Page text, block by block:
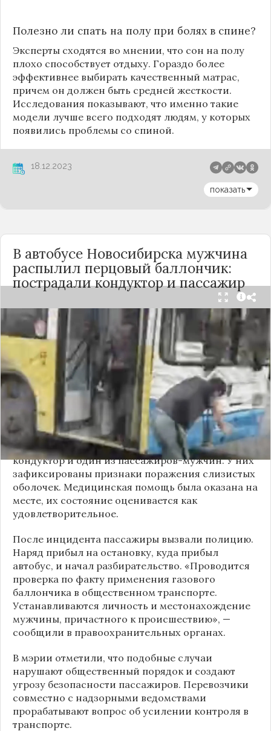
Полезно ли спать на полу при болях в спине?
Эксперты сходятся во мнении, что сон на полу
плохо способствует отдыху. Гораздо более
эффективнее выбирать качественный матрас,
причем он должен быть средней жесткости.
Исследования показывают, что именно такие
модели лучше всего подходят людям, у которых
появились проблемы со спиной.
18.12.2023
показать
В автобусе Новосибирска мужчина
распылил перцовый баллончик:
пострадали кондуктор и пассажир
Вечером 24 сентября в салоне автобуса маршрута
№18 в Новосибирске произошёл инцидент с
применением перцового баллончика. Как
сообщили очевидцы в
Telegram-канале
«Инцидент Новосибирск», неизвестный
мужчина с бородой сначала вступил в перепалку
с кондуктором, затем поссорился с другими
пассажирами. В ходе конфликта он достал
газовый баллончик и распылил его в салоне.
По предварительным данным, пострадали
кондуктор и один из пассажиров-мужчин. У них
зафиксированы признаки поражения слизистых
оболочек. Медицинская помощь была оказана на
месте, их состояние оценивается как
удовлетворительное.
После инцидента пассажиры вызвали полицию.
Наряд прибыл на остановку, куда прибыл
автобус, и начал разбирательство. «Проводится
проверка по факту применения газового
баллончика в общественном транспорте.
Устанавливаются личность и местонахождение
мужчины, причастного к происшествию», —
сообщили в правоохранительных органах.
В мэрии отметили, что подобные случаи
нарушают общественный порядок и создают
угрозу безопасности пассажиров. Перевозчики
совместно с надзорными ведомствами
прорабатывают вопрос об усилении контроля в
транспорте.